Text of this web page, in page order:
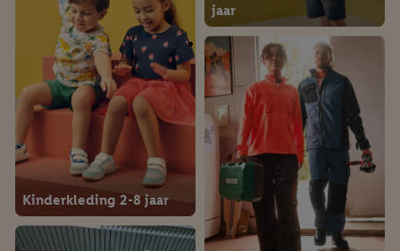
Kinderkleding 2-8 jaar
jaar